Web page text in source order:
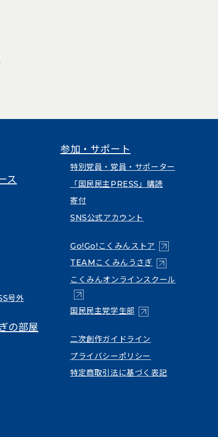
く）
タブで開く）
ス
号外
の部屋
参加・サポート
特別党員・党員・サポーター
「国民民主PRESS」購読
寄付
SNS公式アカウント
Go!Go!こくみんストア （新しいタブで
TEAMこくみんうさぎ （新しいタブで
こくみんオンラインスクール
国民民主党学生部（新しいタブで開く）
二次創作ガイドライン
プライバシーポリシー
特定商取引法に基づく表記